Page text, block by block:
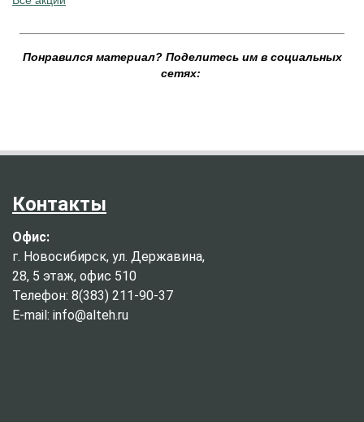
Понравился материал? Поделитесь им в социальных
сетях:
Контакты
Офис:
г. Новосибирск, ул. Державина,
28, 5 этаж, офис 510
Телефон: 8(383) 211-90-37
E-mail: info@alteh.ru